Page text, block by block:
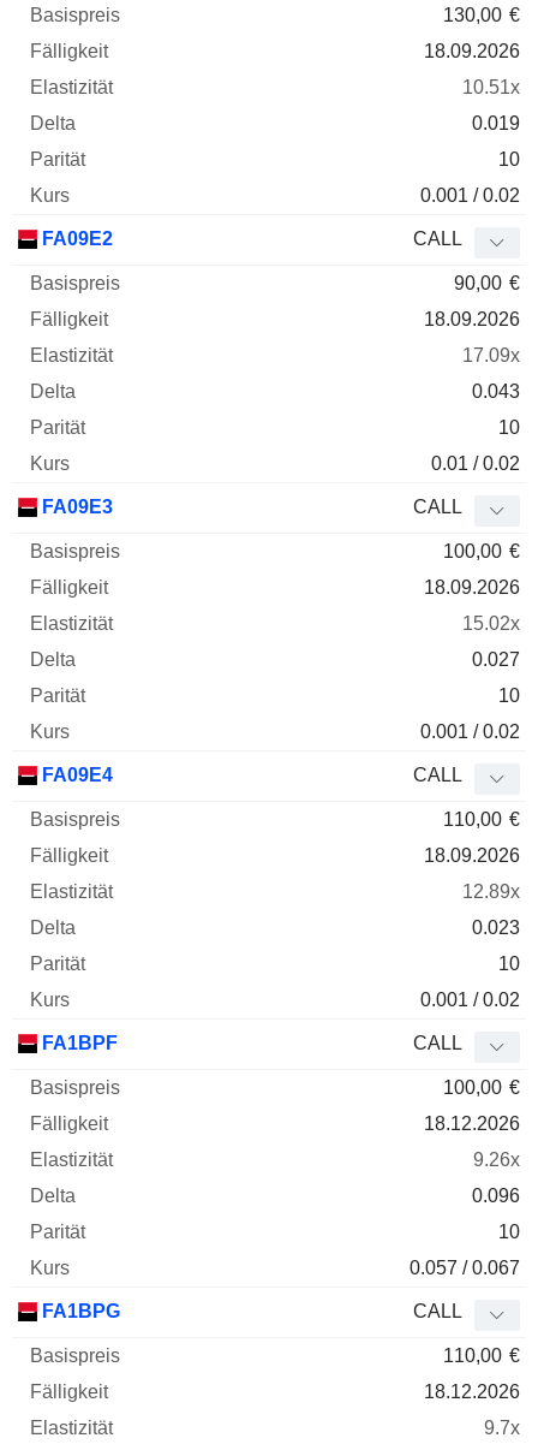
130,00 €
18.09.2026
10.51x
0.019
10
0.001 / 0.02
FA09E2 CALL
90,00 €
18.09.2026
17.09x
0.043
10
0.01 / 0.02
FA09E3 CALL
100,00 €
18.09.2026
15.02x
0.027
10
0.001 / 0.02
FA09E4 CALL
110,00 €
18.09.2026
12.89x
0.023
10
0.001 / 0.02
FA1BPF CALL
100,00 €
18.12.2026
9.26x
0.096
10
0.057 / 0.067
FA1BPG CALL
110,00 €
18.12.2026
9.7x